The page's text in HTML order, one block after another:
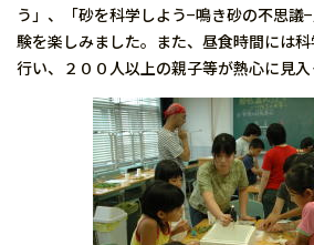
う」、「砂を科学しよう−鳴き砂の不思議
験を楽しみました。また、昼食時間には
行い、２００人以上の親子等が熱心に見入